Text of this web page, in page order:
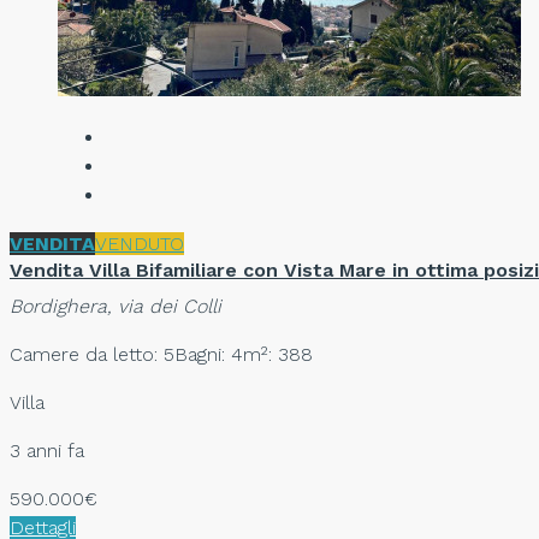
VENDITAVENDUTO
Vendita Villa Bifamiliare con Vista Mare in ottima
Bordighera, via dei Colli
Camere da letto: 5Bagni: 4m²: 388
Villa
3 anni fa
590.000€
Dettagli